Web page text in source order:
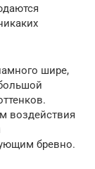
шире,
воздействия
бревно.